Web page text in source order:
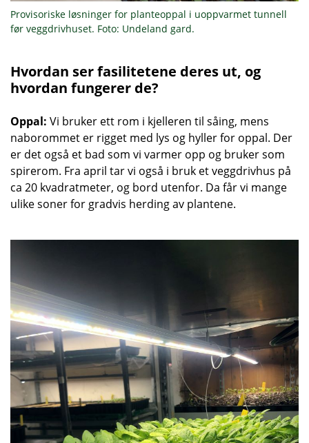
Provisoriske løsninger for planteoppal i uoppvarmet tunnell
før veggdrivhuset. Foto: Undeland gard.
Hvordan ser fasilitetene deres ut, og
hvordan fungerer de?
Oppal: Vi bruker ett rom i kjelleren til såing, mens
naborommet er rigget med lys og hyller for oppal. Der
er det også et bad som vi varmer opp og bruker som
spirerom. Fra april tar vi også i bruk et veggdrivhus på
ca 20 kvadratmeter, og bord utenfor. Da får vi mange
ulike soner for gradvis herding av plantene.